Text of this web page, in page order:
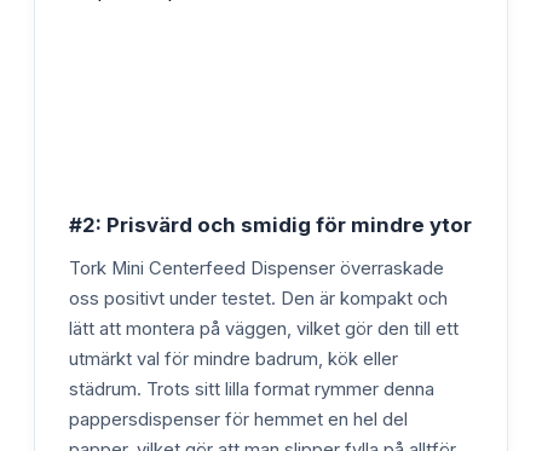
#2: Prisvärd och smidig för mindre ytor
Tork Mini Centerfeed Dispenser överraskade
oss positivt under testet. Den är kompakt och
lätt att montera på väggen, vilket gör den till ett
utmärkt val för mindre badrum, kök eller
städrum. Trots sitt lilla format rymmer denna
pappersdispenser för hemmet en hel del